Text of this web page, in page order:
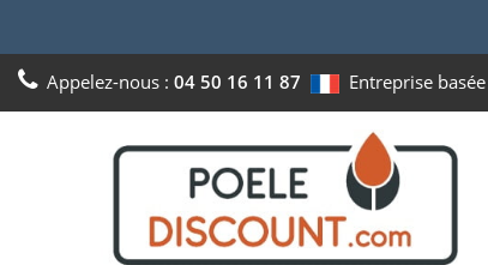
Appelez-nous : 04 50 16 11 87 Entreprise